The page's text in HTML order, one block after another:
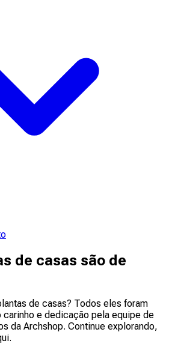
de casas são de
de casas? Todos eles foram
e dedicação pela equipe de
da Archshop. Continue explorando,